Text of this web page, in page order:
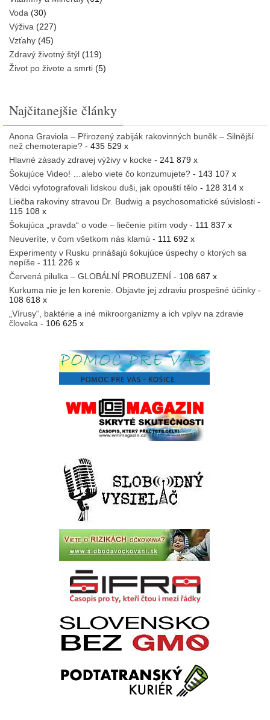
Voda (30)
Výživa (227)
Vzťahy (45)
Zdravý životný štýl (119)
Život po živote a smrti (5)
Najčitanejšie články
Anona Graviola – Přirozený zabiják rakovinných buněk – Silnější
než chemoterapie? - 435 529 x
Hlavné zásady zdravej výživy v kocke - 241 879 x
Šokujúce Video! …alebo viete čo konzumujete? - 143 107 x
Vědci vyfotografovali lidskou duši, jak opouští tělo - 128 314 x
Liečba rakoviny stravou Dr. Budwig a psychosomatické súvislosti -
115 108 x
Šokujúca „pravda“ o vode – liečenie pitím vody - 111 837 x
Neuveríte, v čom všetkom nás klamú - 111 692 x
Experimenty v Rusku prinášajú šokujúce úspechy o ktorých sa
nepíše - 111 226 x
Červená pilulka – GLOBÁLNÍ PROBUZENÍ - 108 687 x
Kurkuma nie je len korenie. Objavte jej zdraviu prospešné účinky -
108 618 x
„Vírusy“, baktérie a iné mikroorganizmy a ich vplyv na zdravie
človeka - 106 625 x